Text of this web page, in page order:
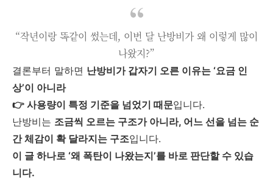
“작년이랑 똑같이 썼는데, 이번 달 난방비가 왜 이렇게 많이
나왔지?”
결론부터 말하면 난방비가 갑자기 오른 이유는 ‘요금 인
상’이 아니라
👉 사용량이 특정 기준을 넘었기 때문입니다.
난방비는 조금씩 오르는 구조가 아니라, 어느 선을 넘는 순
간 체감이 확 달라지는 구조입니다.
이 글 하나로 ‘왜 폭탄이 나왔는지’를 바로 판단할 수 있습
니다.